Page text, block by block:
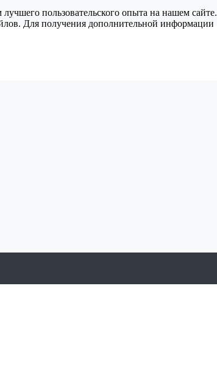
пользовательского опыта на нашем сайте.
Для получения дополнительной информации